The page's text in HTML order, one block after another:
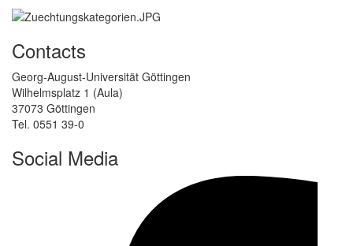
Contacts
Georg-August-Universität Göttingen
Wilhelmsplatz 1 (Aula)
37073 Göttingen
Tel. 0551 39-0
Social Media